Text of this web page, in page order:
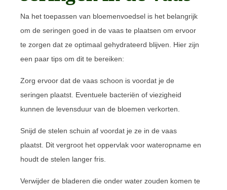
Na het toepassen van bloemenvoedsel is het belangrijk
om de seringen goed in de vaas te plaatsen om ervoor
te zorgen dat ze optimaal gehydrateerd blijven. Hier zijn
een paar tips om dit te bereiken:
Zorg ervoor dat de vaas schoon is voordat je de
seringen plaatst. Eventuele bacteriën of viezigheid
kunnen de levensduur van de bloemen verkorten.
Snijd de stelen schuin af voordat je ze in de vaas
plaatst. Dit vergroot het oppervlak voor wateropname en
houdt de stelen langer fris.
Verwijder de bladeren die onder water zouden komen te